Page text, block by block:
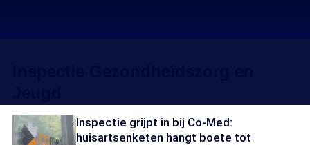
Inspectie grijpt in bij Co-Med:
huisartsenketen hangt boete tot